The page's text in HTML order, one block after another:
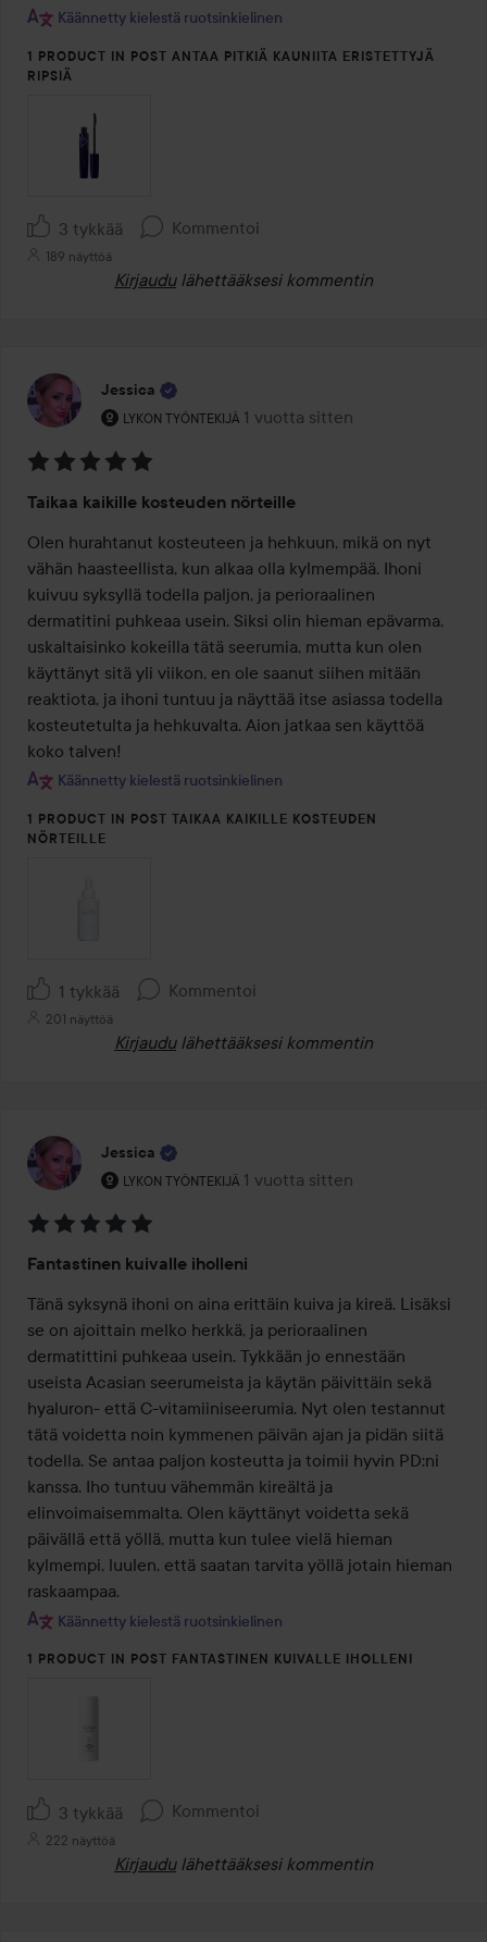
Käännetty kielestä ruotsinkielinen
1 PRODUCT IN POST ANTAA PITKIÄ KAUNIITA ERISTETTYJÄ
RIPSIÄ
3 tykkää Kommentoi
189 näyttöä
Kirjaudu lähettääksesi kommentin
Jessica
LYKON TYÖNTEKIJÄ
Käyttäjän rooli: Lykon työntekijä.
1 vuotta sitten
Viesti luotiin 1 vuotta sitten
5
/
5
Taikaa kaikille kosteuden nörteille
Olen hurahtanut kosteuteen ja hehkuun, mikä on nyt
vähän haasteellista, kun alkaa olla kylmempää. Ihoni
kuivuu syksyllä todella paljon, ja perioraalinen
dermatitini puhkeaa usein. Siksi olin hieman epävarma,
uskaltaisinko kokeilla tätä seerumia, mutta kun olen
käyttänyt sitä yli viikon, en ole saanut siihen mitään
reaktiota, ja ihoni tuntuu ja näyttää itse asiassa todella
kosteutetulta ja hehkuvalta. Aion jatkaa sen käyttöä
koko talven!
Käännetty kielestä ruotsinkielinen
1 PRODUCT IN POST TAIKAA KAIKILLE KOSTEUDEN
NÖRTEILLE
1 tykkää Kommentoi
201 näyttöä
Kirjaudu lähettääksesi kommentin
Jessica
LYKON TYÖNTEKIJÄ
Käyttäjän rooli: Lykon työntekijä.
1 vuotta sitten
Viesti luotiin 1 vuotta sitten
5
/
5
Fantastinen kuivalle iholleni
Tänä syksynä ihoni on aina erittäin kuiva ja kireä. Lisäksi
se on ajoittain melko herkkä, ja perioraalinen
dermatittini puhkeaa usein. Tykkään jo ennestään
useista Acasian seerumeista ja käytän päivittäin sekä
hyaluron- että C-vitamiiniseerumia. Nyt olen testannut
tätä voidetta noin kymmenen päivän ajan ja pidän siitä
todella. Se antaa paljon kosteutta ja toimii hyvin PD:ni
kanssa. Iho tuntuu vähemmän kireältä ja
elinvoimaisemmalta. Olen käyttänyt voidetta sekä
päivällä että yöllä, mutta kun tulee vielä hieman
kylmempi, luulen, että saatan tarvita yöllä jotain hieman
raskaampaa.
Käännetty kielestä ruotsinkielinen
1 PRODUCT IN POST FANTASTINEN KUIVALLE IHOLLENI
3 tykkää Kommentoi
222 näyttöä
Kirjaudu lähettääksesi kommentin